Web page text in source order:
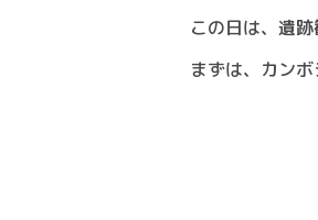
この日は、遺
まずは、カン